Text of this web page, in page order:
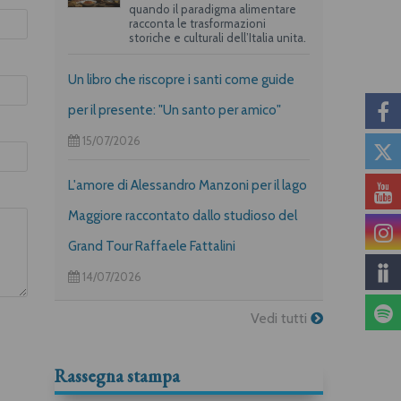
quando il paradigma alimentare
racconta le trasformazioni
storiche e culturali dell’Italia unita.
Un libro che riscopre i santi come guide
per il presente: "Un santo per amico"
15/07/2026
L'amore di Alessandro Manzoni per il lago
Maggiore raccontato dallo studioso del
Grand Tour Raffaele Fattalini
14/07/2026
Vedi tutti
Rassegna stampa